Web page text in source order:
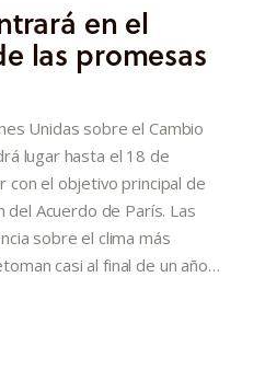
en el
las promesas
Unidas sobre el Cambio
lugar hasta el 18 de
con el objetivo principal de
del Acuerdo de París. Las
sobre el clima más
casi al final de un año…